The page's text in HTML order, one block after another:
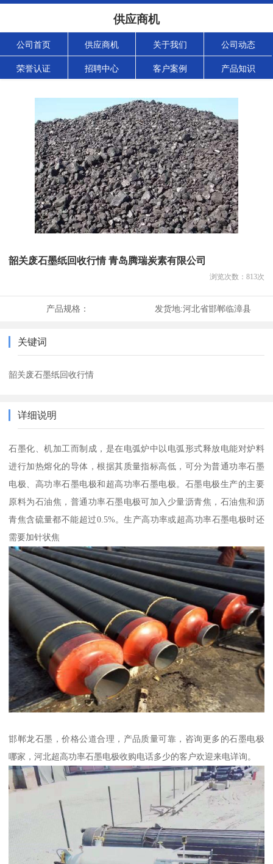
供应商机
公司首页 供应商机 关于我们 公司动态
荣誉认证 招聘中心 客户案例 产品知识
韶关废石墨纸回收行情 青岛腾瑞炭素有限公司
浏览次数： 813次
产品规格： 发货地:河北省邯郸临漳县
关键词
韶关废石墨纸回收行情
详细说明
石墨化、机加工而制成，是在电弧炉中以电弧形式释放电能对炉料
进行加热熔化的导体，根据其质量指标高低，可分为普通功率石墨
电极、高功率石墨电极和超高功率石墨电极。石墨电极生产的主要
原料为石油焦，普通功率石墨电极可加入少量沥青焦，石油焦和沥
青焦含硫量都不能超过0.5%。生产高功率或超高功率石墨电极时还
需要加针状焦
邯郸龙石墨，价格公道合理，产品质量可靠，咨询更多的石墨电极
哪家，河北超高功率石墨电极收购电话多少的客户欢迎来电详询。